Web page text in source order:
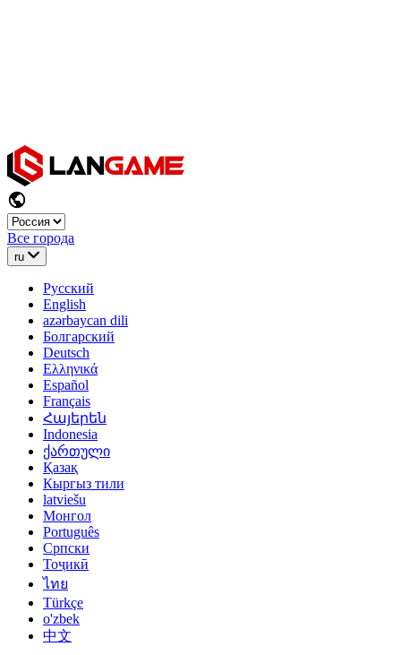
Все города
ru
Русский
English
azərbaycan dili
Болгарский
Deutsch
Ελληνικά
Español
Français
Հայերեն
Indonesia
ქართული
Қазақ
Кыргыз тили
latviešu
Монгол
Português
Српски
Тоҷикӣ
ไทย
Türkçe
o'zbek
中文